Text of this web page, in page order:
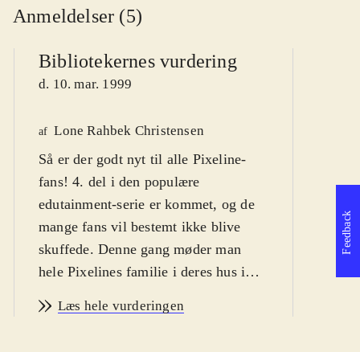
Anmeldelser (5)
Bibliotekernes vurdering
d. 10. mar. 1999
af Lone Rahbek Christensen
Så er der godt nyt til alle Pixeline-
fans! 4. del i den populære
edutainment-serie er kommet, og de
mange fans vil bestemt ikke blive
skuffede. Denne gang møder man
hele Pixelines familie i deres hus i
Pixeline-spil er der en hovedmenu
Læs hele vurderingen
Feedback